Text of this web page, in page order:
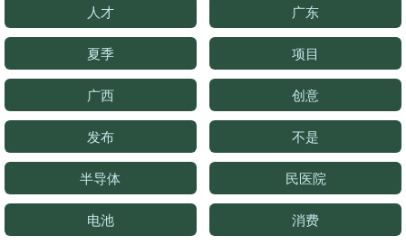
人才 广东
夏季 项目
广西 创意
发布 不是
半导体 民医院
电池 消费